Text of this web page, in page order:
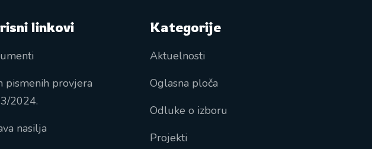
linkovi
pismenih provjera
2024.
nasilja
Kategorije
Aktuelnosti
Oglasna ploča
Odluke o izboru
Projekti